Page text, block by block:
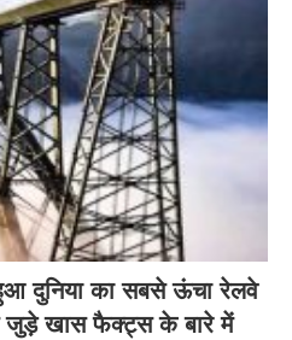
दुनिया का सबसे ऊंचा रेलवे
जुड़े खास फैक्ट्स के बारे में